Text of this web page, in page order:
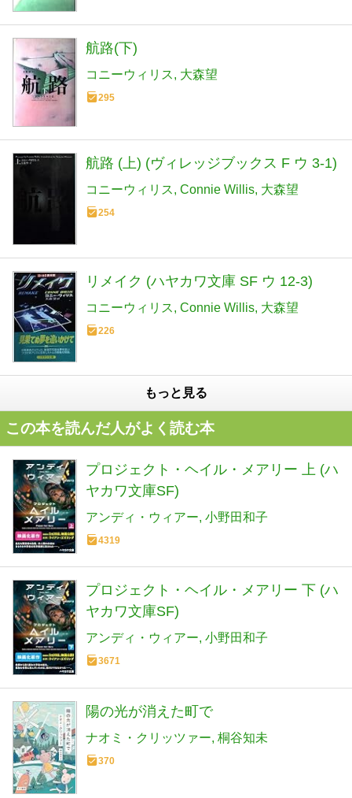
航路(下)
コニーウィリス 大森望
295
航路 (上) (ヴィレッジブックス F ウ 3-1)
コニーウィリス Connie Willis 大森望
254
リメイク (ハヤカワ文庫 SF ウ 12-3)
コニーウィリス Connie Willis 大森望
226
もっと見る
この本を読んだ人がよく読む本
プロジェクト・ヘイル・メアリー 上 (ハ
ヤカワ文庫SF)
アンディ・ウィアー 小野田和子
4319
プロジェクト・ヘイル・メアリー 下 (ハ
ヤカワ文庫SF)
アンディ・ウィアー 小野田和子
3671
陽の光が消えた町で
ナオミ・クリッツァー 桐谷知未
370